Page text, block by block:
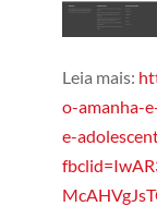
Leia mais:
o-amanha-
e-